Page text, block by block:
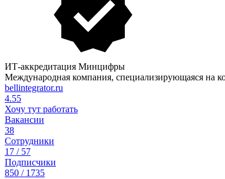
ИТ-аккредитация Минцифры
Международная компания, специализирующаяся на
bellintegrator.ru
4.55
Хочу тут работать
Вакансии
38
Сотрудники
17 / 57
Подписчики
850 / 1735